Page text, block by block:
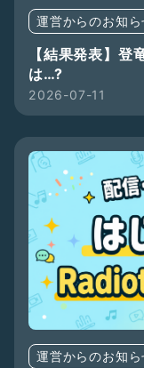
運営からのお知ら
【結果発表】登
は…?
2026-07-11
運営からのお知ら